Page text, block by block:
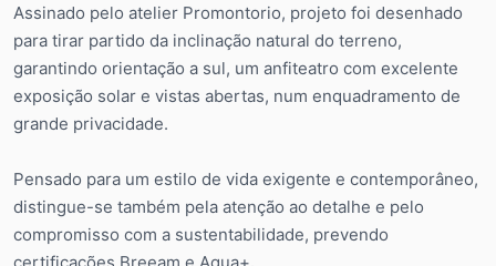
Assinado pelo atelier Promontorio, projeto foi desenhado
para tirar partido da inclinação natural do terreno,
garantindo orientação a sul, um anfiteatro com excelente
exposição solar e vistas abertas, num enquadramento de
grande privacidade.
Pensado para um estilo de vida exigente e contemporâneo,
distingue-se também pela atenção ao detalhe e pelo
compromisso com a sustentabilidade, prevendo